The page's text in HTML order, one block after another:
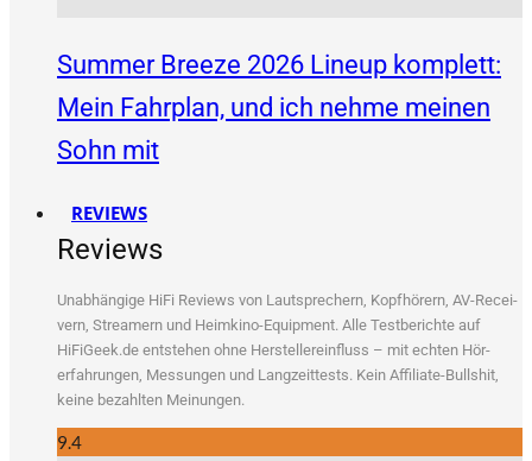
Summer Breeze 2026 Lineup komplett:
Mein Fahrplan, und ich nehme meinen
Sohn mit
REVIEWS
Reviews
Unab­hän­gi­ge HiFi Reviews von Laut­spre­chern, Kopf­hö­rern, AV-Recei­
vern, Strea­mern und Heim­ki­no-Equip­ment. Alle Test­be­rich­te auf
HiFiGeek.de ent­ste­hen ohne Her­stel­ler­ein­fluss – mit ech­ten Hör­
erfah­run­gen, Mes­sun­gen und Lang­zeit­tests. Kein Affi­lia­te-Bull­shit,
kei­ne bezahl­ten Meinungen.
9.4